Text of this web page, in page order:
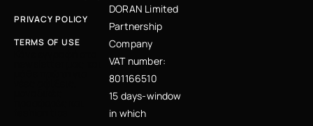
PRIVACY POLICY
TERMS OF USE
DORAN Limited
Partnership
Company
VAT number:
801166510
15 days-window
in which